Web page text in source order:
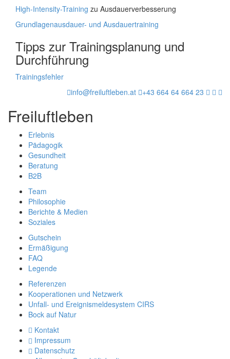
High-Intensity-Training zu Ausdauerverbesserung
Grundlagenausdauer- und Ausdauertraining
Tipps zur Trainingsplanung und
Durchführung
Trainingsfehler
info@freiluftleben.at
+43 664 64 664 23
Freiluftleben
Erlebnis
Pädagogik
Gesundheit
Beratung
B2B
Team
Philosophie
Berichte & Medien
Soziales
Gutschein
Ermäßigung
FAQ
Legende
Referenzen
Kooperationen und Netzwerk
Unfall- und Ereignismeldesystem CIRS
Bock auf Natur
Kontakt
Impressum
Datenschutz